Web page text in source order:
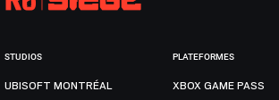
STUDIOS
UBISOFT MONTRÉAL
PLATEFORMES
XBOX GAME PASS